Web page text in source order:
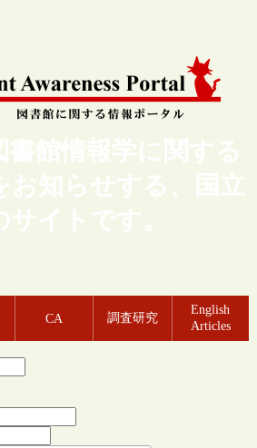
書館情報学に関する
お知らせする、国立
サイトです。
CA 調査研究
English
Articles